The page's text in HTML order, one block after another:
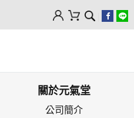
關於元氣堂
公司簡介